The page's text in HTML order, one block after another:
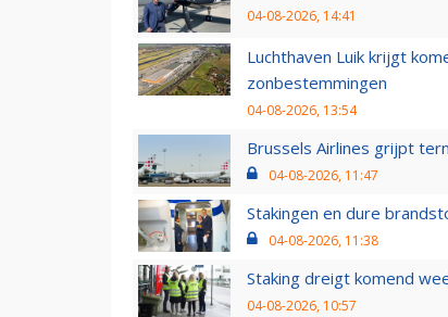
04-08-2026, 14:41
Luchthaven Luik krijgt
zonbestemmingen
04-08-2026, 13:54
Brussels Airlines grijpt
04-08-2026, 11:47
Stakingen en dure
04-08-2026, 11:38
Staking dreigt komend
04-08-2026, 10:57